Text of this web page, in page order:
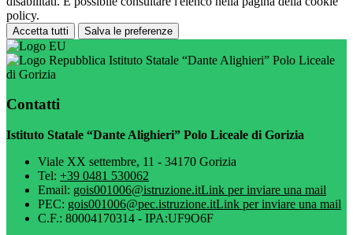
policy.
Accetta tutti Salva le preferenze
Istituto Statale “Dante Alighieri” Polo Liceale
di Gorizia
Contatti
Istituto Statale “Dante Alighieri” Polo Liceale di Gorizia
Viale XX settembre, 11 - 34170 Gorizia
Tel: +39 0481 530062
Email: gois001006@istruzione.itLink per inviare una mail
PEC: gois001006@pec.istruzione.itLink per inviare una mail
C.F.: 80004170314 - IPA:UF9O6F